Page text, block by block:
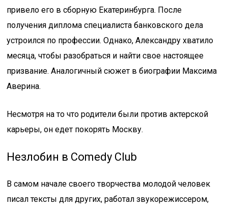
привело его в сборную Екатеринбурга. После
получения диплома специалиста банковского дела
устроился по профессии. Однако, Александру хватило
месяца, чтобы разобраться и найти свое настоящее
призвание. Аналогичный сюжет в биографии Максима
Аверина.
Несмотря на то что родители были против актерской
карьеры, он едет покорять Москву.
Незлобин в Comedy Club
В самом начале своего творчества молодой человек
писал тексты для других, работал звукорежиссером,